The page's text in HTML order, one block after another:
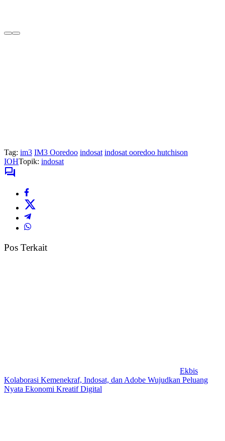
Tag: im3 IM3 Ooredoo indosat indosat ooredoo hutchison
IOHTopik: indosat
Pos Terkait
Ekbis
Kolaborasi Kemenekraf, Indosat, dan Adobe Wujudkan Peluang
Nyata Ekonomi Kreatif Digital